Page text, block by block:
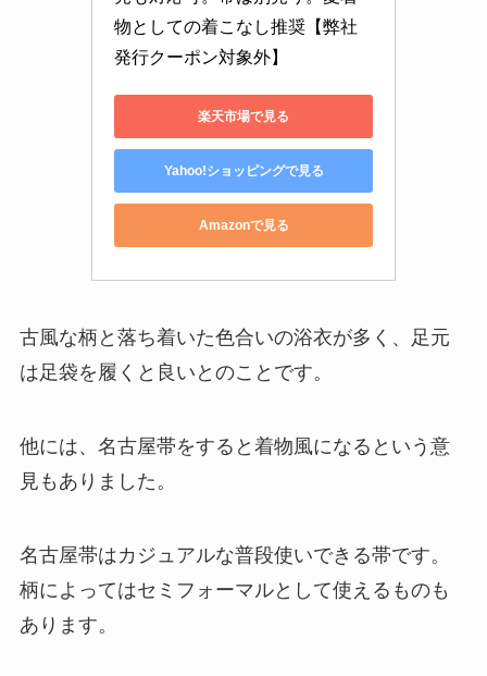
物としての着こなし推奨【弊社
発行クーポン対象外】
楽天市場で見る
Yahoo!ショッピングで見る
Amazonで見る
古風な柄と落ち着いた色合いの浴衣が多く、
足元
は足袋を履くと良いとのことです。
他には、名古屋帯をすると着物風になるという意
見もありました。
名古屋帯はカジュアルな普段使いできる帯です。
柄によってはセミフォーマルとして使えるものも
あります。